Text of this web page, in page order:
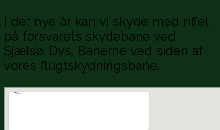
I det nye år kan vi skyde med riffel
på forsvarets skydebane ved
Sjælsø. Dvs. Banerne ved siden af
vores flugtskydningsbane.